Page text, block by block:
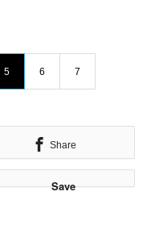
5 6 7
Share
Save